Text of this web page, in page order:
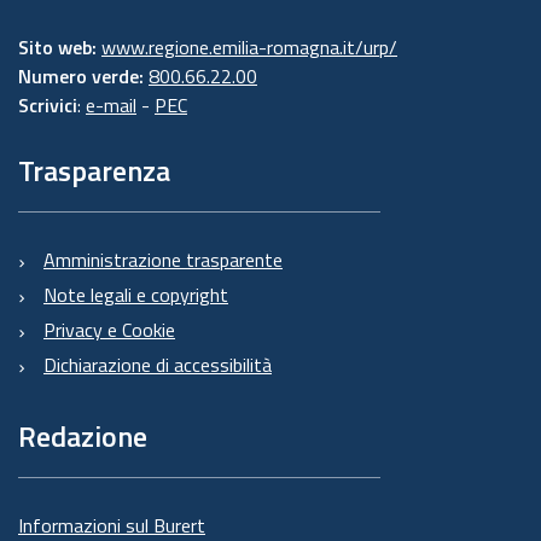
Sito web: www.regione.emilia-romagna.it/urp/
Numero verde: 800.66.22.00
Scrivici: e-mail - PEC
Trasparenza
Amministrazione trasparente
Note legali e copyright
Privacy e Cookie
Dichiarazione di accessibilità
Redazione
Informazioni sul Burert